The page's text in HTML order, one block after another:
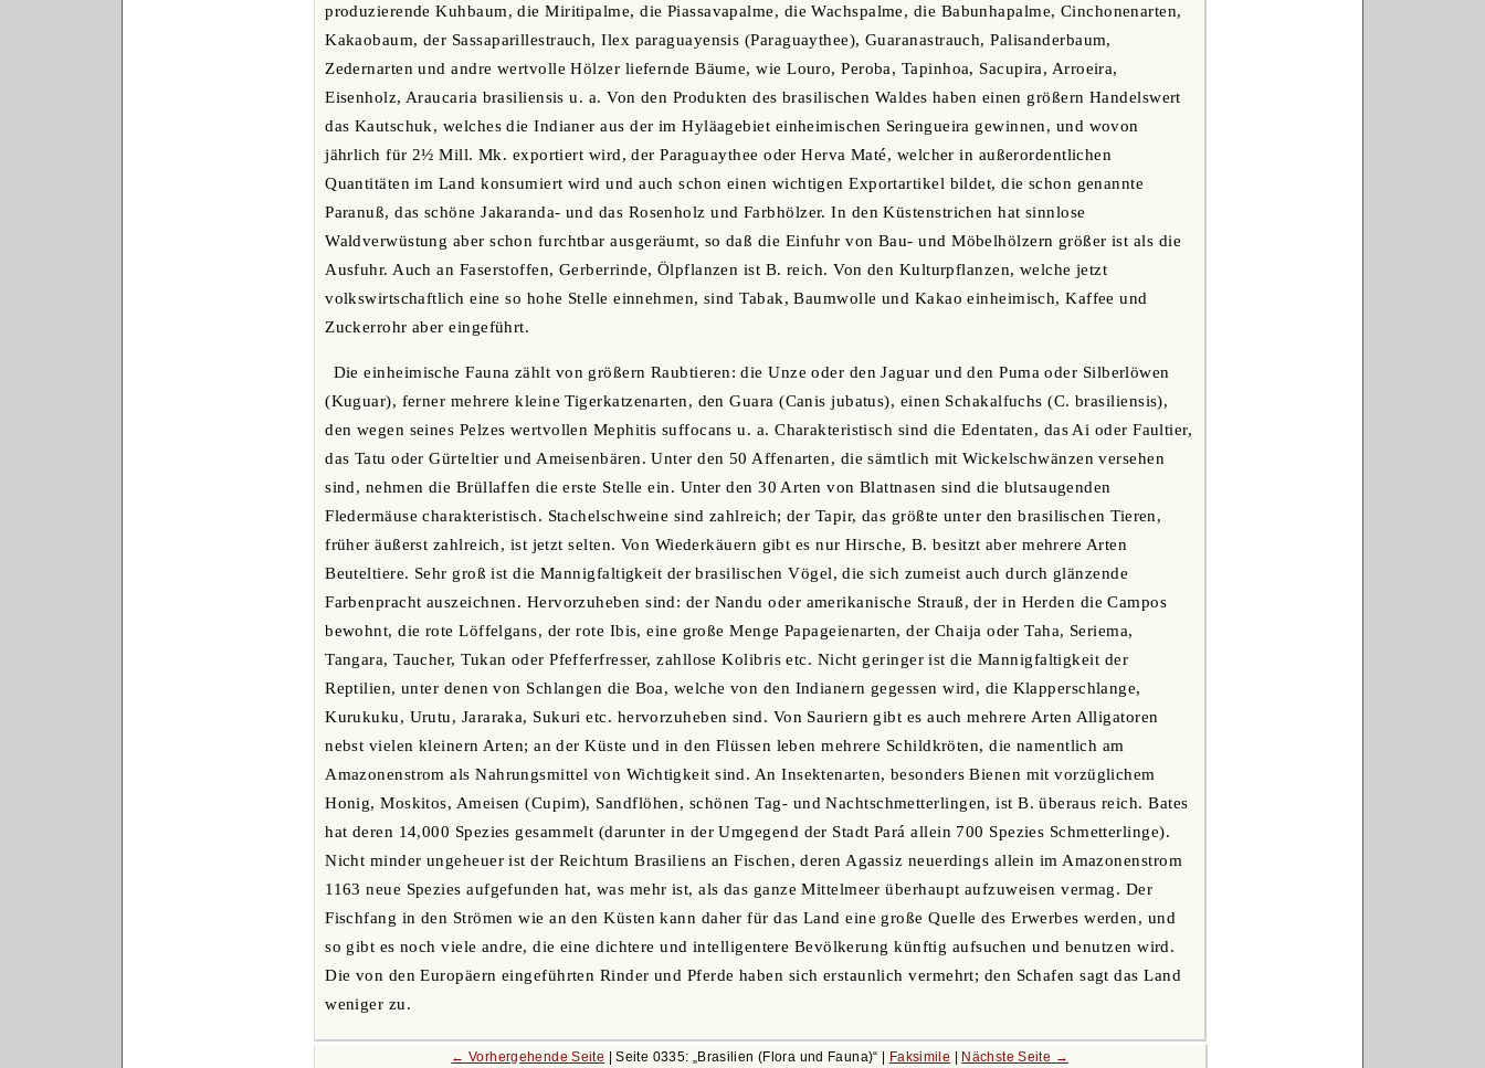
produzierende Kuhbaum, die Miritipalme, die Piassavapalme, die Wachspalme, die Babunhapalme, Cinchonenarten,
Kakaobaum, der Sassaparillestrauch, Ilex paraguayensis (Paraguaythee), Guaranastrauch, Palisanderbaum,
Zedernarten und andre wertvolle Hölzer liefernde Bäume, wie Louro, Peroba, Tapinhoa, Sacupira, Arroeira,
Eisenholz, Araucaria brasiliensis u. a. Von den Produkten des brasilischen Waldes haben einen größern Handelswert
das Kautschuk, welches die Indianer aus der im Hyläagebiet einheimischen Seringueira gewinnen, und wovon
jährlich für 2½ Mill. Mk. exportiert wird, der Paraguaythee oder Herva Maté, welcher in außerordentlichen
Quantitäten im Land konsumiert wird und auch schon einen wichtigen Exportartikel bildet, die schon genannte
Paranuß, das schöne Jakaranda- und das Rosenholz und Farbhölzer. In den Küstenstrichen hat sinnlose
Waldverwüstung aber schon furchtbar ausgeräumt, so daß die Einfuhr von Bau- und Möbelhölzern größer ist als die
Ausfuhr. Auch an Faserstoffen, Gerberrinde, Ölpflanzen ist B. reich. Von den Kulturpflanzen, welche jetzt
volkswirtschaftlich eine so hohe Stelle einnehmen, sind Tabak, Baumwolle und Kakao einheimisch, Kaffee und
Zuckerrohr aber eingeführt.
Die einheimische Fauna zählt von größern Raubtieren: die Unze oder den Jaguar und den Puma oder Silberlöwen
(Kuguar), ferner mehrere kleine Tigerkatzenarten, den Guara (Canis jubatus), einen Schakalfuchs (C. brasiliensis),
den wegen seines Pelzes wertvollen Mephitis suffocans u. a. Charakteristisch sind die Edentaten, das Ai oder Faultier,
das Tatu oder Gürteltier und Ameisenbären. Unter den 50 Affenarten, die sämtlich mit Wickelschwänzen versehen
sind, nehmen die Brüllaffen die erste Stelle ein. Unter den 30 Arten von Blattnasen sind die blutsaugenden
Fledermäuse charakteristisch. Stachelschweine sind zahlreich; der Tapir, das größte unter den brasilischen Tieren,
früher äußerst zahlreich, ist jetzt selten. Von Wiederkäuern gibt es nur Hirsche, B. besitzt aber mehrere Arten
Beuteltiere. Sehr groß ist die Mannigfaltigkeit der brasilischen Vögel, die sich zumeist auch durch glänzende
Farbenpracht auszeichnen. Hervorzuheben sind: der Nandu oder amerikanische Strauß, der in Herden die Campos
bewohnt, die rote Löffelgans, der rote Ibis, eine große Menge Papageienarten, der Chaija oder Taha, Seriema,
Tangara, Taucher, Tukan oder Pfefferfresser, zahllose Kolibris etc. Nicht geringer ist die Mannigfaltigkeit der
Reptilien, unter denen von Schlangen die Boa, welche von den Indianern gegessen wird, die Klapperschlange,
Kurukuku, Urutu, Jararaka, Sukuri etc. hervorzuheben sind. Von Sauriern gibt es auch mehrere Arten Alligatoren
nebst vielen kleinern Arten; an der Küste und in den Flüssen leben mehrere Schildkröten, die namentlich am
Amazonenstrom als Nahrungsmittel von Wichtigkeit sind. An Insektenarten, besonders Bienen mit vorzüglichem
Honig, Moskitos, Ameisen (Cupim), Sandflöhen, schönen Tag- und Nachtschmetterlingen, ist B. überaus reich. Bates
hat deren 14,000 Spezies gesammelt (darunter in der Umgegend der Stadt Pará allein 700 Spezies Schmetterlinge).
Nicht minder ungeheuer ist der Reichtum Brasiliens an Fischen, deren Agassiz neuerdings allein im Amazonenstrom
1163 neue Spezies aufgefunden hat, was mehr ist, als das ganze Mittelmeer überhaupt aufzuweisen vermag. Der
Fischfang in den Strömen wie an den Küsten kann daher für das Land eine große Quelle des Erwerbes werden, und
so gibt es noch viele andre, die eine dichtere und intelligentere Bevölkerung künftig aufsuchen und benutzen wird.
Die von den Europäern eingeführten Rinder und Pferde haben sich erstaunlich vermehrt; den Schafen sagt das Land
weniger zu.
← Vorhergehende Seite | Seite 0335: Brasilien (Flora und Fauna) Faksimile Nächste Seite →